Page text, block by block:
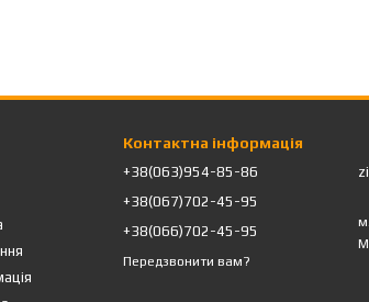
Контактна інформація
+38(063)954-85-86
+38(067)702-45-95
+38(066)702-45-95
Передзвонити вам?